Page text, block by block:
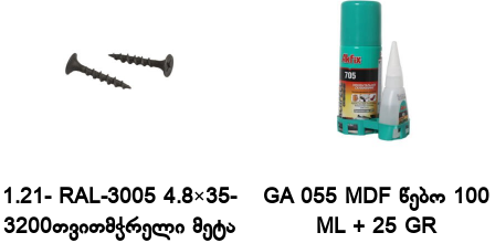
1.21- RAL-3005 4.8×35-
3200თვითმჭრელი მეტა
GA 055 MDF წებო 100
ML + 25 GR